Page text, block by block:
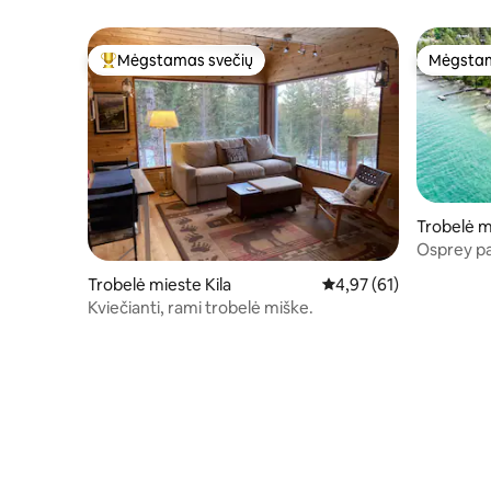
Svečių mėgstamiausias
Mėgstamas svečių
Trobelė mieste Kila Vidutinis įvertinimas:
4,97 (61)
Kviečianti, rami trobelė miške.
Trobelė
Osprey